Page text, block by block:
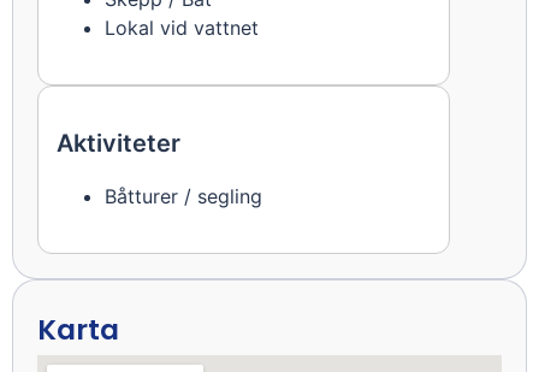
Lokal vid vattnet
Aktiviteter
Båtturer / segling
Karta